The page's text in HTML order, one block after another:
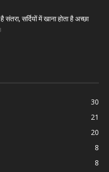
संतरा, सर्दियों में खाना होता है अच्छा
30
21
20
8
8